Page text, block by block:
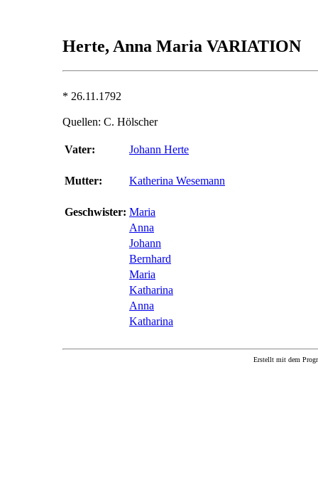
Herte, Anna Maria VARIATION
* 26.11.1792
Quellen: C. Hölscher
Vater: Johann Herte
Mutter: Katherina Wesemann
Geschwister: Maria
Anna
Johann
Bernhard
Maria
Katharina
Anna
Katharina
Erstellt mit dem